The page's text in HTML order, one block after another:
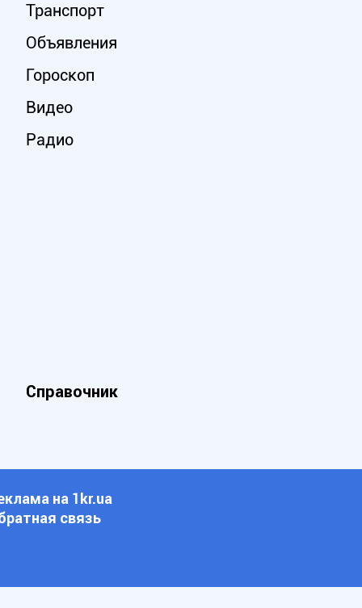
Транспорт
Объявления
Гороскоп
Видео
Радио
Справочник
на 1kr.ua
связь